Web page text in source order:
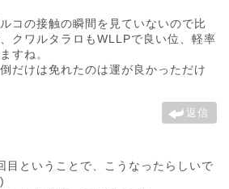
コの接触の瞬間を見ていないので比
クワルタラロもWLLPで良い位、軽率
すね。
だけは免れたのは運が良かっただけ
返信
目ということで、こうなったらしいで